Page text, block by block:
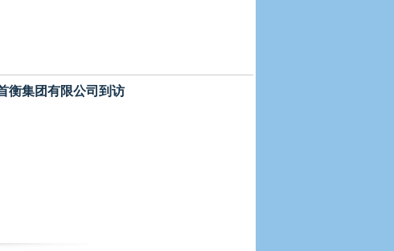
衡集团有限公司到访